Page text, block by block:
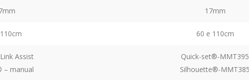
17mm
60 e 110cm
Assist
– manual
Quick-set®-MMT395
Silhouette®-MMT385